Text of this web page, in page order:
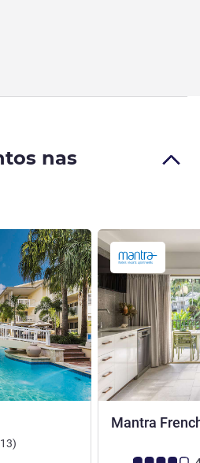
nas
(Classificação ALL)
comentários
)
Mantra